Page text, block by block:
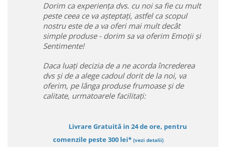
Dorim ca experiența dvs. cu noi sa fie cu mult
peste ceea ce va așteptați, astfel ca scopul
nostru este de a va oferi mai mult decât
simple produse - dorim sa va oferim Emoții și
Sentimente!
Daca luați decizia de a ne acorda încrederea
dvs și de a alege cadoul dorit de la noi, va
oferim, pe lânga produse frumoase și de
calitate, urmatoarele facilitați:
Livrare Gratuită in 24 de ore, pentru
comenzile peste 300 lei* (vezi detalii)